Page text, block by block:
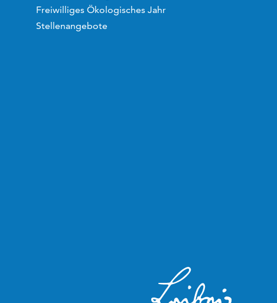
Freiwilliges Ökologisches Jahr
Stellenangebote